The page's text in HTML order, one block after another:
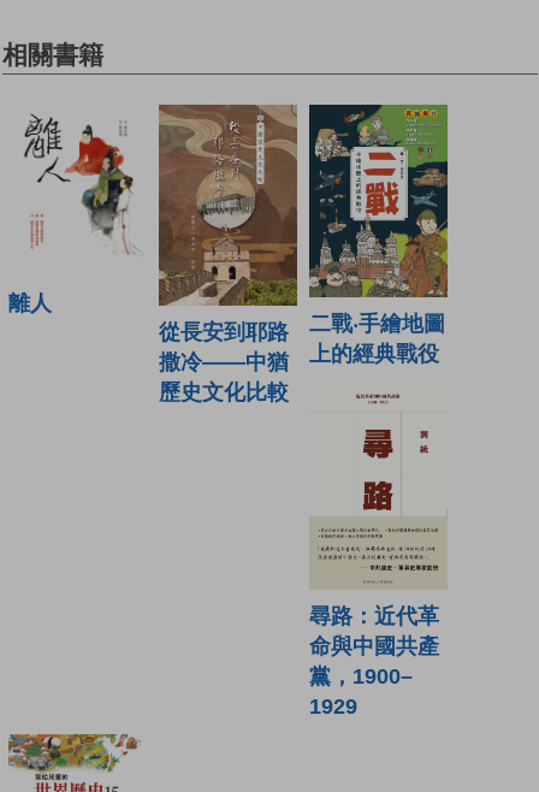
相關書籍
離人
從長安到耶路
撒冷——中猶
歷史文化比較
二戰‧手繪地圖
上的經典戰役
尋路：近代革
命與中國共產
黨，1900–
1929